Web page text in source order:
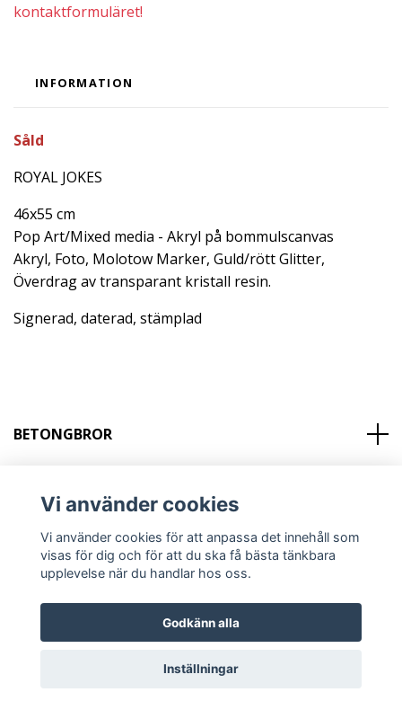
kontaktformuläret!
INFORMATION
Såld
ROYAL JOKES
46x55 cm
Pop Art/Mixed media - Akryl på bommulscanvas
Akryl, Foto, Molotow Marker, Guld/rött Glitter,
Överdrag av transparant kristall resin.
Signerad, daterad, stämplad
BETONGBROR
Sociala medier
© 2026 BETONGBROR
Vi använder cookies
Vi använder cookies för att anpassa det innehåll som
visas för dig och för att du ska få bästa tänkbara
upplevelse när du handlar hos oss.
Godkänn alla
Inställningar